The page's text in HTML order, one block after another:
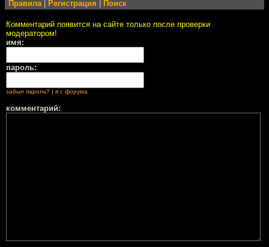
Правила| Регистрация Поиск
Комментарий появится на сайте только после проверки
модератором!
имя:
пароль:
забыл пароль? я с форума
комментарий: